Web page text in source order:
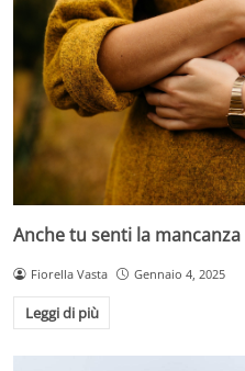
Anche tu senti la
Fiorella Vasta Gennaio 4, 2025
Leggi di più